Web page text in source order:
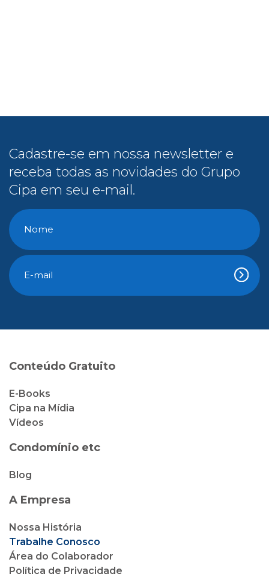
Cadastre-se em nossa newsletter e
receba todas as novidades do Grupo
Cipa em seu e-mail.
Conteúdo Gratuito
E-Books
Cipa na Mídia
Vídeos
Condomínio etc
Blog
A Empresa
Nossa História
Trabalhe Conosco
Área do Colaborador
Política de Privacidade